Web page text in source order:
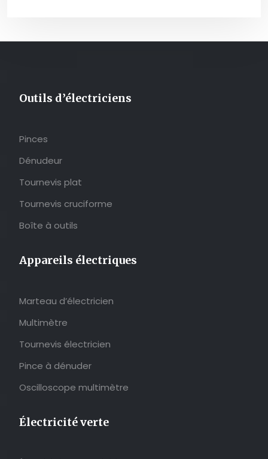
Outils d’électriciens
Pinces
Dénudeur
Tournevis plat
Tournevis cruciforme
Boîte à outils
Appareils électriques
Marteau d’électricien
Multimètre
Tournevis électricien
Pince à dénuder
Oscilloscope multimètre
Électricité verte